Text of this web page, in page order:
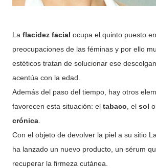
La flacidez facial ocupa el quinto puesto
preocupaciones de las féminas y por ello
estéticos tratan de solucionar ese
acentúa con la edad.
Además del paso del tiempo, hay otros
favorecen esta situación: el tabaco , el sol
crónica
Con el objeto de devolver la piel a su sitio
ha lanzado un nuevo producto, un sérum
recuperar la firmeza cutánea.